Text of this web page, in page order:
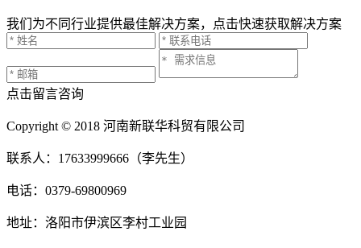
我们为不同行业提供最佳解决方案，点击快速获取解决方案
点击留言咨询
Copyright © 2018 河南新联华科贸有限公司
联系人：17633999666（李先生）
电话：0379-69800969
地址：洛阳市伊滨区李村工业园